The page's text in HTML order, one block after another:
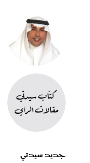
جديد سيدتي